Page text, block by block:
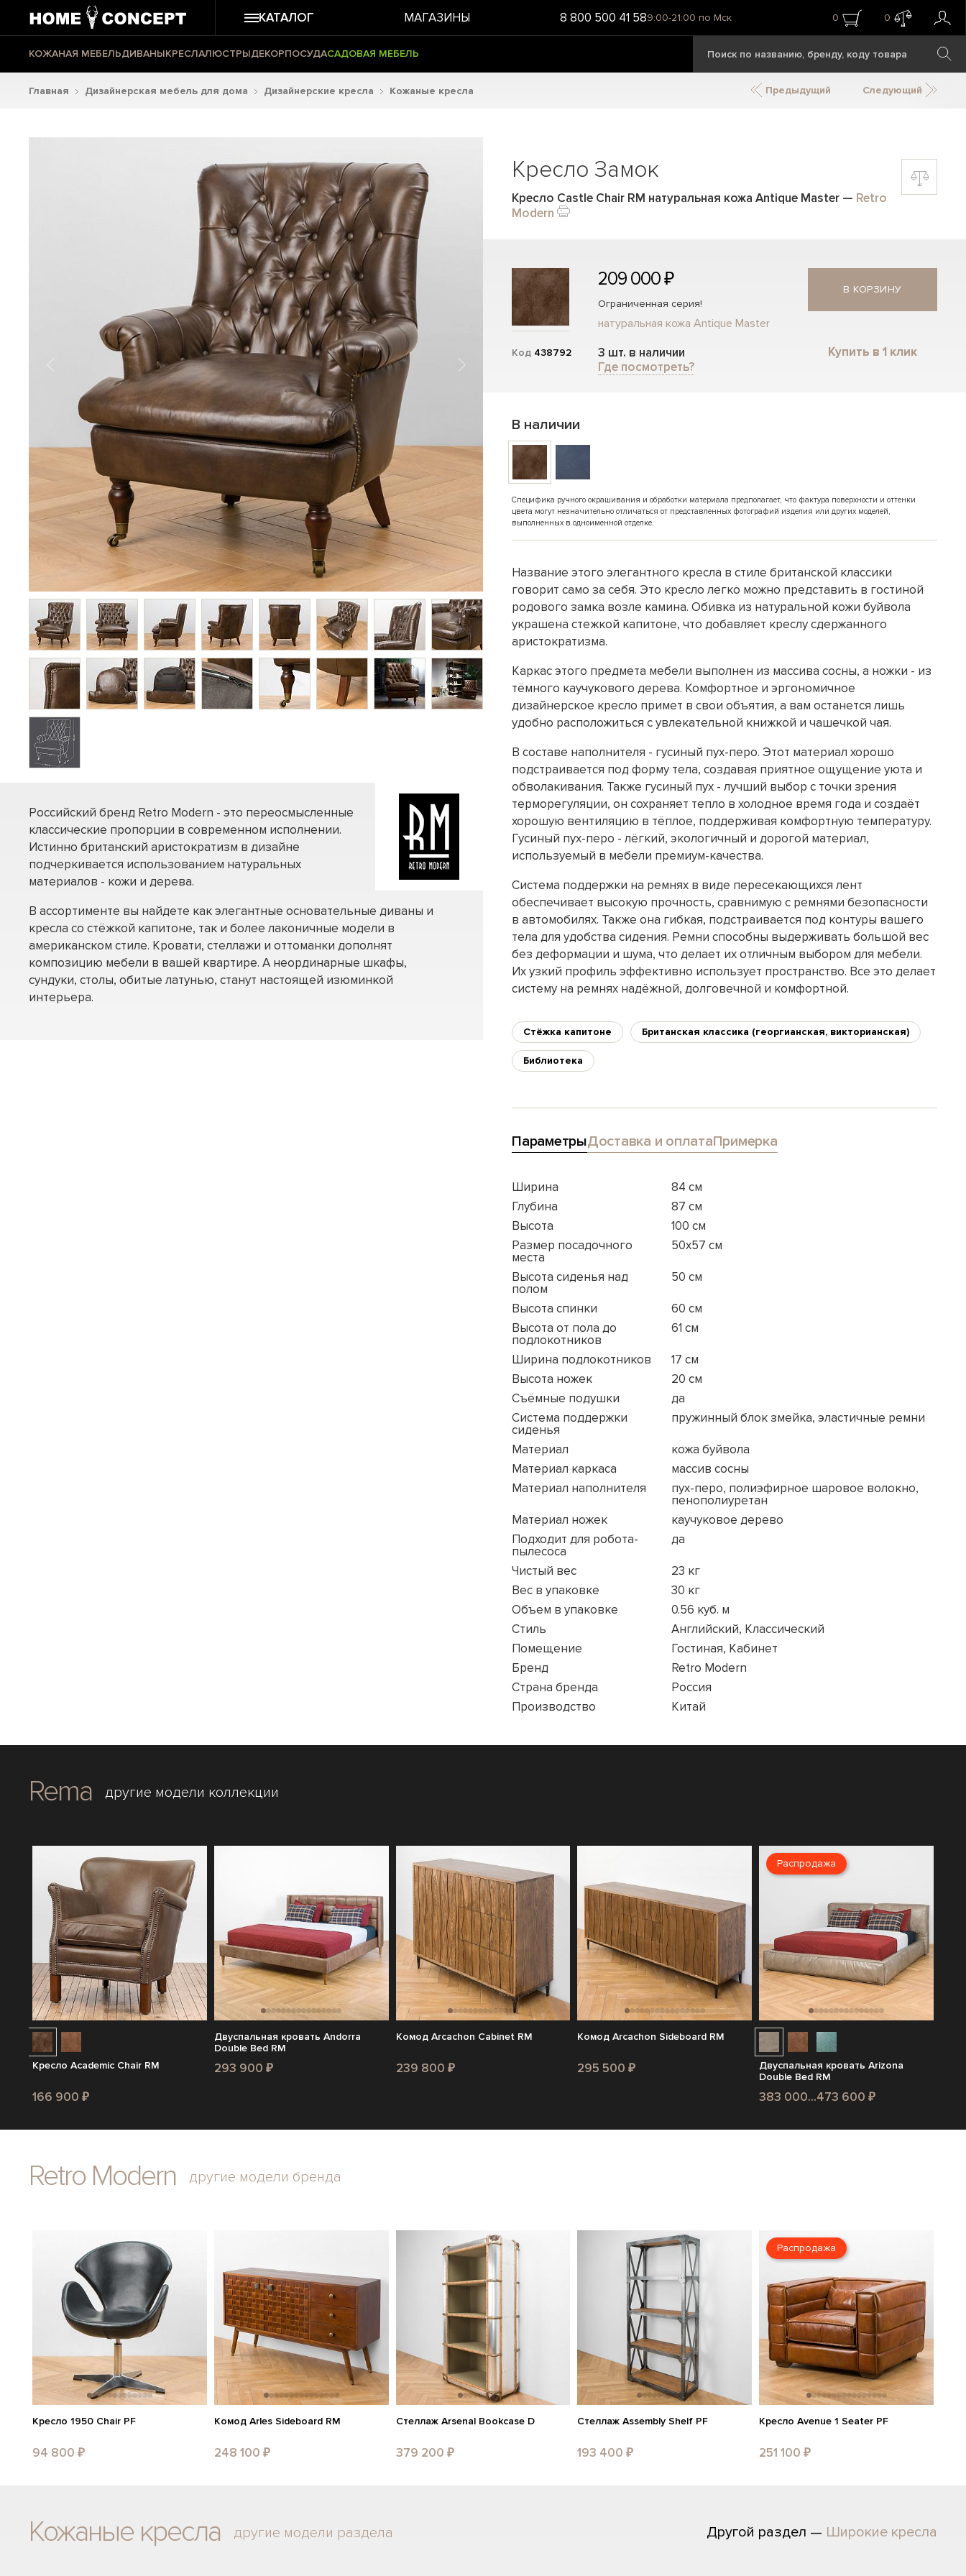
КАТАЛОГ МАГАЗИНЫ 8 800 500 41 589:00-21:00 по Мск 0 0
КОЖАНАЯ МЕБЕЛЬДИВАНЫКРЕСЛАЛЮСТРЫДЕКОРПОСУДАСАДОВАЯ МЕБЕЛЬ
Главная Дизайнерская мебель для дома Дизайнерские кресла Кожаные кресла Предыдущий Следующий
Российский бренд Retro Modern - это переосмысленные
классические пропорции в современном исполнении.
Истинно британский аристократизм в дизайне
подчеркивается использованием натуральных
материалов - кожи и дерева.
В ассортименте вы найдете как элегантные основательные диваны и
кресла со стёжкой капитоне, так и более лаконичные модели в
американском стиле. Кровати, стеллажи и оттоманки дополнят
композицию мебели в вашей квартире. А неординарные шкафы,
сундуки, столы, обитые латунью, станут настоящей изюминкой
интерьера.
Кресло Замок
Кресло Castle Chair RM натуральная кожа Antique Master — Retro
Modern
Код 438792
209 000 ₽
Ограниченная серия!
натуральная кожа Antique Master
3 шт. в наличии
Где посмотреть?
В КОРЗИНУ
Купить в 1 клик
В наличии
Специфика ручного окрашивания и обработки материала предполагает, что фактура поверхности и оттенки
цвета могут незначительно отличаться от представленных фотографий изделия или других моделей,
выполненных в одноименной отделке.
Название этого элегантного кресла в стиле британской классики
говорит само за себя. Это кресло легко можно представить в гостиной
родового замка возле камина. Обивка из натуральной кожи буйвола
украшена стежкой капитоне, что добавляет креслу сдержанного
аристократизма.
Каркас этого предмета мебели выполнен из массива сосны, а ножки - из
тёмного каучукового дерева. Комфортное и эргономичное
дизайнерское кресло примет в свои объятия, а вам останется лишь
удобно расположиться с увлекательной книжкой и чашечкой чая.
В составе наполнителя - гусиный пух-перо. Этот материал хорошо
подстраивается под форму тела, создавая приятное ощущение уюта и
обволакивания. Также гусиный пух - лучший выбор с точки зрения
терморегуляции, он сохраняет тепло в холодное время года и создаёт
хорошую вентиляцию в тёплое, поддерживая комфортную температуру.
Гусиный пух-перо - лёгкий, экологичный и дорогой материал,
используемый в мебели премиум-качества.
Система поддержки на ремнях в виде пересекающихся лент
обеспечивает высокую прочность, сравнимую с ремнями безопасности
в автомобилях. Также она гибкая, подстраивается под контуры вашего
тела для удобства сидения. Ремни способны выдерживать большой вес
без деформации и шума, что делает их отличным выбором для мебели.
Их узкий профиль эффективно использует пространство. Все это делает
систему на ремнях надёжной, долговечной и комфортной.
Стёжка капитоне Британская классика (георгианская, викторианская)
Библиотека
ПараметрыДоставка и оплатаПримерка
Ширина
84 см
Глубина
87 см
Высота
100 см
Размер посадочного
места
50x57 см
Высота сиденья над
полом
50 см
Высота спинки
60 см
Высота от пола до
подлокотников
61 см
Ширина подлокотников
17 см
Высота ножек
20 см
Съёмные подушки
да
Система поддержки
сиденья
пружинный блок змейка, эластичные ремни
Материал
кожа буйвола
Материал каркаса
массив сосны
Материал наполнителя
пух-перо, полиэфирное шаровое волокно,
пенополиуретан
Материал ножек
каучуковое дерево
Подходит для робота-
пылесоса
да
Чистый вес
23 кг
Вес в упаковке
30 кг
Объем в упаковке
0.56 куб. м
Стиль
Английский, Классический
Помещение
Гостиная, Кабинет
Бренд
Retro Modern
Страна бренда
Россия
Производство
Китай
Rema другие модели коллекции
Кресло Academic Chair RM
166 900 ₽
Двуспальная кровать Andorra
Double Bed RM
293 900 ₽
Комод Arcachon Cabinet RM
239 800 ₽
Комод Arcachon Sideboard RM
295 500 ₽
Распродажа
Двуспальная кровать Arizona
Double Bed RM
383 000...473 600 ₽
Retro Modern другие модели бренда
Кресло 1950 Chair PF
94 800 ₽
Комод Arles Sideboard RM
248 100 ₽
Стеллаж Arsenal Bookcase D
379 200 ₽
Стеллаж Assembly Shelf PF
193 400 ₽
Распродажа
Кресло Avenue 1 Seater PF
251 100 ₽
Кожаные кресла другие модели раздела Другой раздел — Широкие кресла